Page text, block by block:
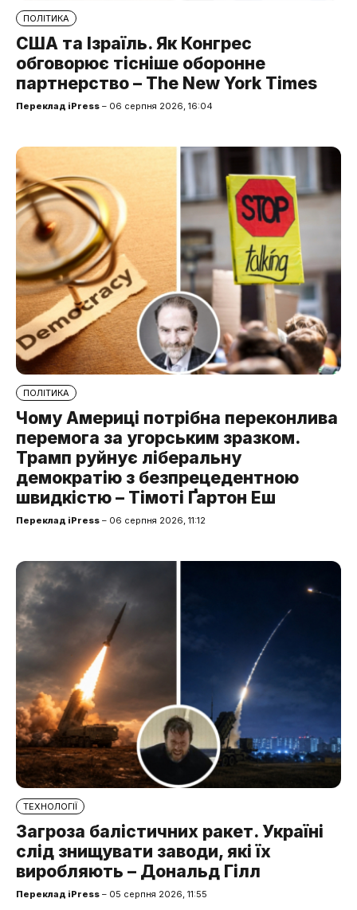
ПОЛІТИКА
США та Ізраїль. Як Конгрес
обговорює тісніше оборонне
партнерство – The New York Times
Переклад iPress – 06 серпня 2026, 16:04
ПОЛІТИКА
Чому Америці потрібна переконлива
перемога за угорським зразком.
Трамп руйнує ліберальну
демократію з безпрецедентною
швидкістю – Тімоті Ґартон Еш
Переклад iPress – 06 серпня 2026, 11:12
ТЕХНОЛОГІЇ
Загроза балістичних ракет. Україні
слід знищувати заводи, які їх
виробляють – Дональд Гілл
Переклад iPress – 05 серпня 2026, 11:55